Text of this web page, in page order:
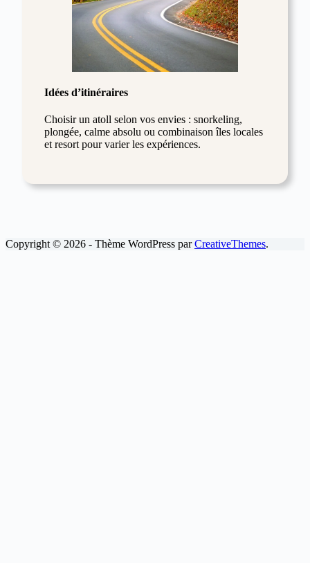
Idées d’itinéraires
Choisir un atoll selon vos envies : snorkeling,
plongée, calme absolu ou combinaison îles locales
et resort pour varier les expériences.
Copyright © 2026 - Thème WordPress parCreativeThemes.